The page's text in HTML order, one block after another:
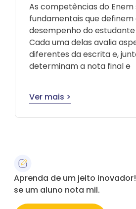
As competências do
fundamentais que definem
desempenho do
Cada uma delas avalia
diferentes da escrita e,
determinam a nota final e
Ver mais >
Aprenda de um jeito
se um aluno nota mil.